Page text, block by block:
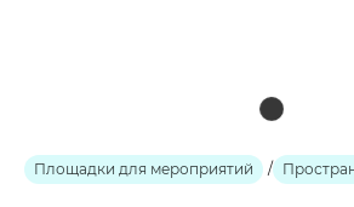
Площадки для мероприятий /